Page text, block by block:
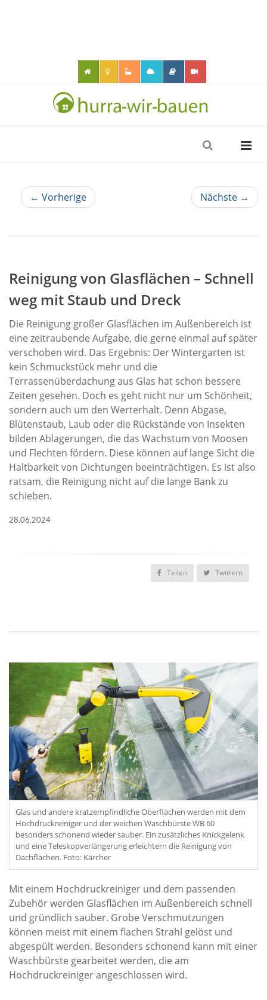
← Vorherige Nächste →
Reinigung von Glasflächen – Schnell
weg mit Staub und Dreck
Die Reinigung großer Glasflächen im Außenbereich ist
eine zeitraubende Aufgabe, die gerne einmal auf später
verschoben wird. Das Ergebnis: Der Wintergarten ist
kein Schmuckstück mehr und die
Terrassenüberdachung aus Glas hat schon bessere
Zeiten gesehen. Doch es geht nicht nur um Schönheit,
sondern auch um den Werterhalt. Denn Abgase,
Blütenstaub, Laub oder die Rückstände von Insekten
bilden Ablagerungen, die das Wachstum von Moosen
und Flechten fördern. Diese können auf lange Sicht die
Haltbarkeit von Dichtungen beeinträchtigen. Es ist also
ratsam, die Reinigung nicht auf die lange Bank zu
schieben.
28.06.2024
Teilen Twittern
Glas und andere kratzempfindliche Oberflächen werden mit dem
Hochdruckreiniger und der weichen Waschbürste WB 60
besonders schonend wieder sauber. Ein zusätzliches Knickgelenk
und eine Teleskopverlängerung erleichtern die Reinigung von
Dachflächen. Foto: Kärcher
Mit einem Hochdruckreiniger und dem passenden
Zubehör werden Glasflächen im Außenbereich schnell
und gründlich sauber. Grobe Verschmutzungen
können meist mit einem flachen Strahl gelöst und
abgespült werden. Besonders schonend kann mit einer
Waschbürste gearbeitet werden, die am
Hochdruckreiniger angeschlossen wird.